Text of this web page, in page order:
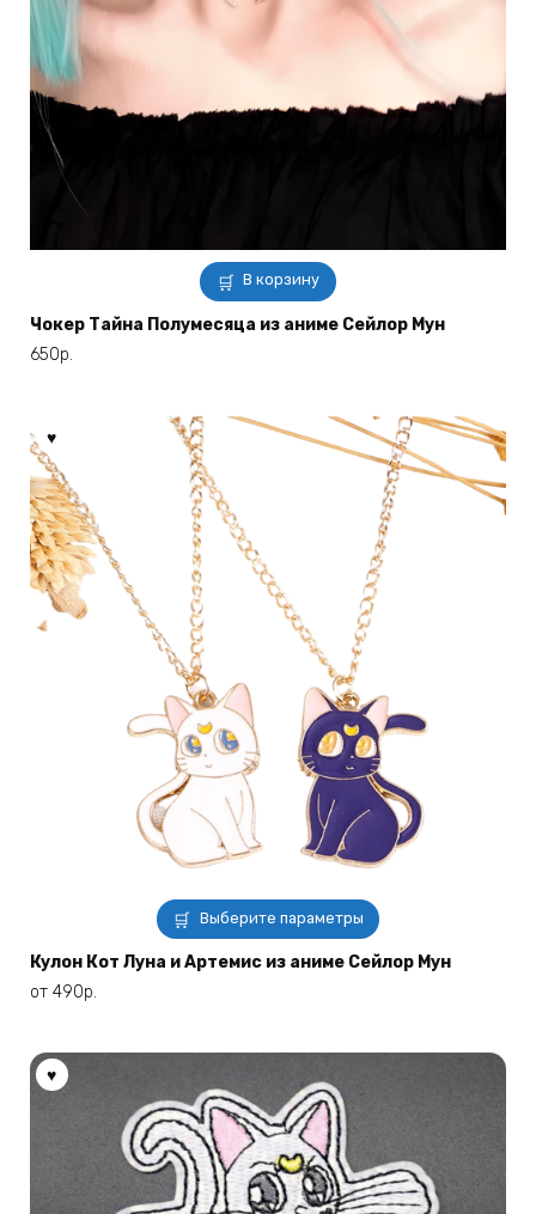
В корзину
Чокер Тайна Полумесяца из аниме Сейлор Мун
650р.
Выберите параметры
Этот
товар
имеет
выбрать
на
странице
товара.
Кулон Кот Луна и Артемис из аниме Сейлор Мун
от 490р.